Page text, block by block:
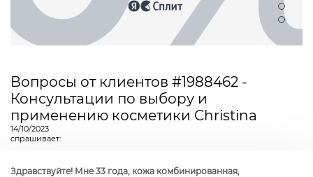
Вопросы от клиентов #1988462 -
Консультации по выбору и
применению косметики Christina
14/10/2023
спрашивает:
Здравствуйте! Мне 33 года, кожа комбинированная,